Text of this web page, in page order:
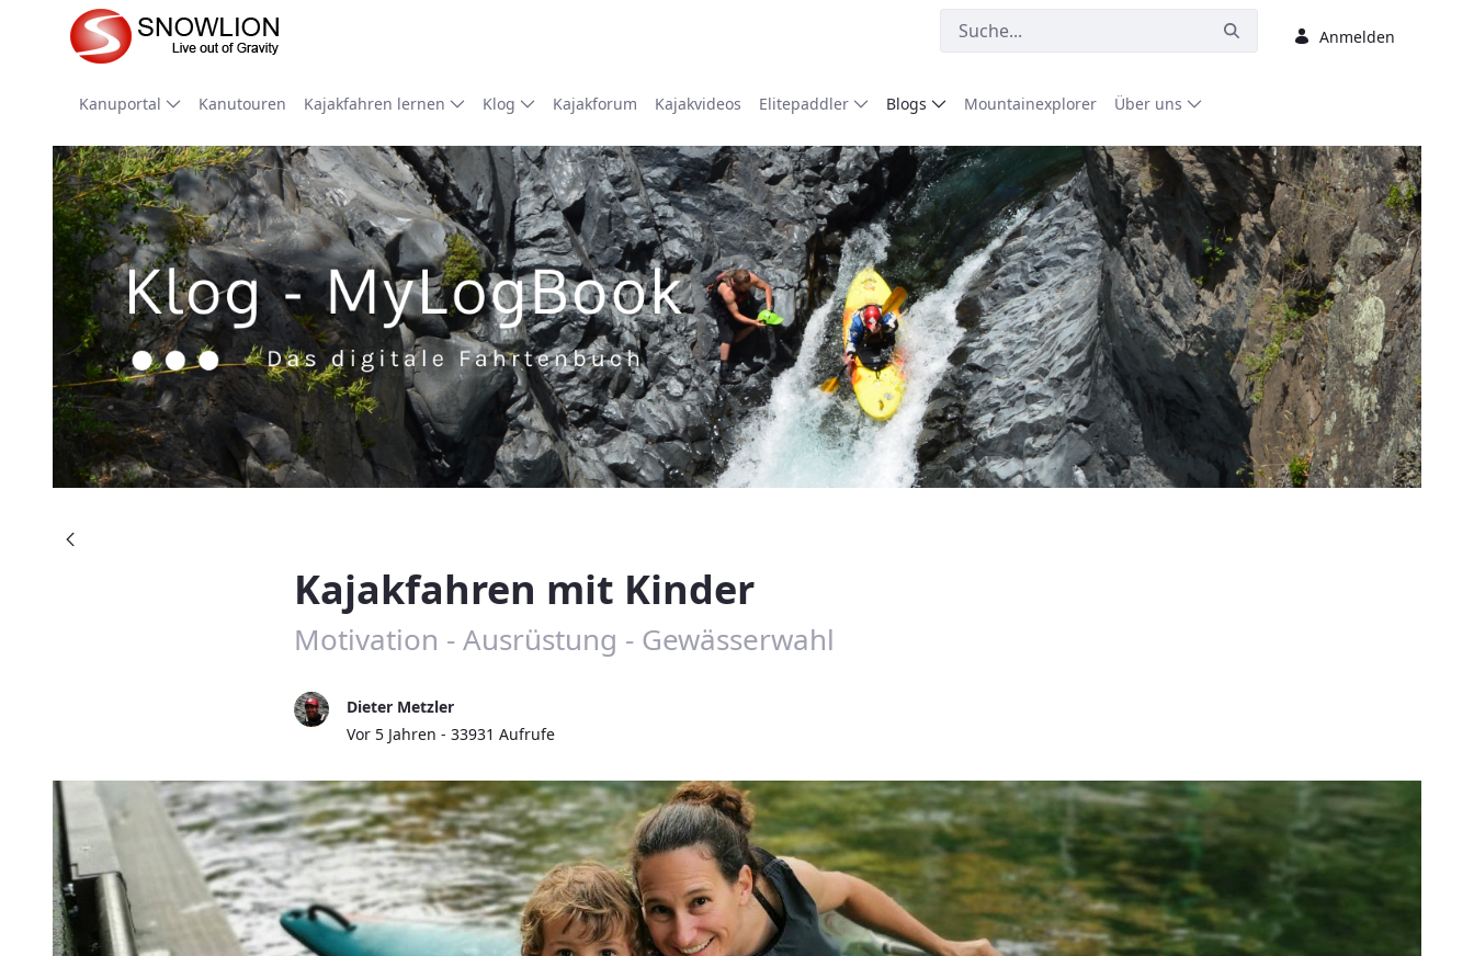
Zum Hauptinhalt springen
Anmelden
Kanuportal Kanutouren Kajakfahren lernen Klog Kajakforum Kajakvideos Elitepaddler Blogs Mountainexplorer Über uns
Kajakfahren mit Kinder
Motivation - Ausrüstung - Gewässerwahl
Dieter Metzler
Publikationsdatum
Vor 5 Jahren - 33931 Aufrufe